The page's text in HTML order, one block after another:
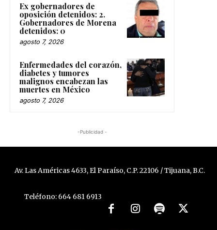
Ex gobernadores de
oposición detenidos: 2.
Gobernadores de Morena
detenidos: 0
agosto 7, 2026
Enfermedades del corazón,
diabetes y tumores
malignos encabezan las
muertes en México
agosto 7, 2026
-Publicidad -
Av. Las Américas 4633, El Paraíso, C.P. 22106 / Tijuana, B.C.
Teléfono: 664 681 6913